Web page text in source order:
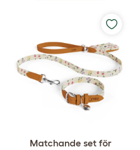
Matchande set för